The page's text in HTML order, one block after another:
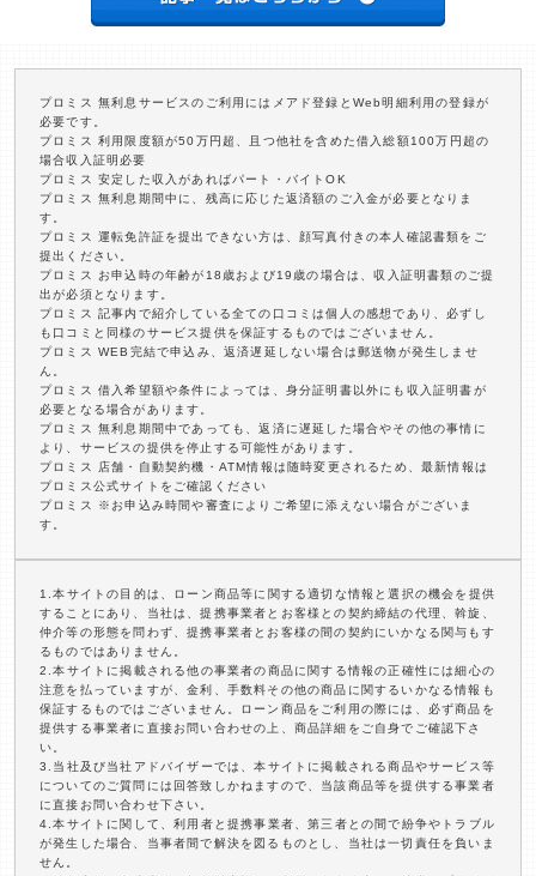
プロミス 無利息サービスのご利用にはメアド登録とWeb明細利用の登録が
必要です。
プロミス 利用限度額が50万円超、且つ他社を含めた借入総額100万円超の
場合収入証明必要
プロミス 安定した収入があればパート・バイトOK
プロミス 無利息期間中に、残高に応じた返済額のご入金が必要となりま
す。
プロミス 運転免許証を提出できない方は、顔写真付きの本人確認書類をご
提出ください。
プロミス お申込時の年齢が18歳および19歳の場合は、収入証明書類のご提
出が必須となります。
プロミス 記事内で紹介している全ての口コミは個人の感想であり、必ずし
も口コミと同様のサービス提供を保証するものではございません。
プロミス WEB完結で申込み、返済遅延しない場合は郵送物が発生しませ
ん。
プロミス 借入希望額や条件によっては、身分証明書以外にも収入証明書が
必要となる場合があります。
プロミス 無利息期間中であっても、返済に遅延した場合やその他の事情に
より、サービスの提供を停止する可能性があります。
プロミス 店舗・自動契約機・ATM情報は随時変更されるため、最新情報は
プロミス公式サイトをご確認ください
プロミス ※お申込み時間や審査によりご希望に添えない場合がございま
す。
1.本サイトの目的は、ローン商品等に関する適切な情報と選択の機会を提供
することにあり、当社は、提携事業者とお客様との契約締結の代理、斡旋、
仲介等の形態を問わず、提携事業者とお客様の間の契約にいかなる関与もす
るものではありません。
2.本サイトに掲載される他の事業者の商品に関する情報の正確性には細心の
注意を払っていますが、金利、手数料その他の商品に関するいかなる情報も
保証するものではございません。ローン商品をご利用の際には、必ず商品を
提供する事業者に直接お問い合わせの上、商品詳細をご自身でご確認下さ
い。
3.当社及び当社アドバイザーでは、本サイトに掲載される商品やサービス等
についてのご質問には回答致しかねますので、当該商品等を提供する事業者
に直接お問い合わせ下さい。
4.本サイトに関して、利用者と提携事業者、第三者との間で紛争やトラブル
が発生した場合、当事者間で解決を図るものとし、当社は一切責任を負いま
せん。